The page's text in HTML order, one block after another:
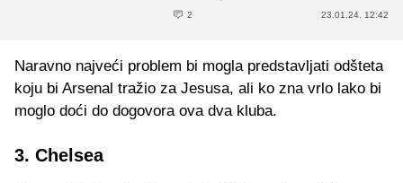
2 23.01.24. 12:42
Naravno najveći problem bi mogla predstavljati odšteta
koju bi Arsenal tražio za Jesusa, ali ko zna vrlo lako bi
moglo doći do dogovora ova dva kluba.
3. Chelsea